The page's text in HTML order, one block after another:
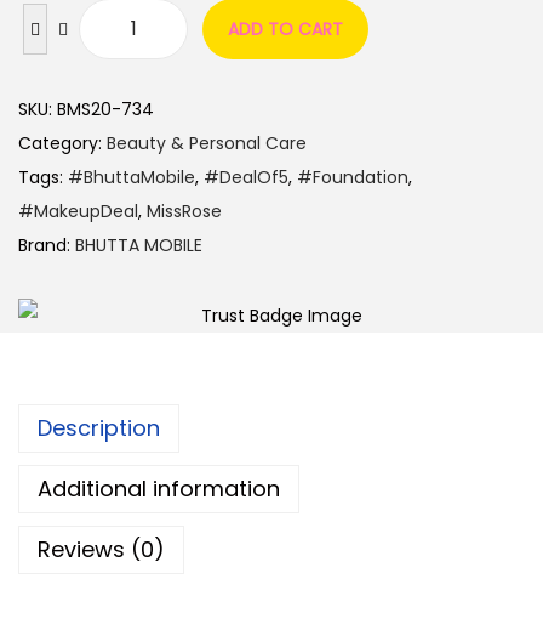
ADD TO CART
SKU: BMS20-734
Category: Beauty & Personal Care
Tags: #BhuttaMobile, #DealOf5, #Foundation,
#MakeupDeal, MissRose
Brand: BHUTTA MOBILE
Description
Additional information
Reviews (0)